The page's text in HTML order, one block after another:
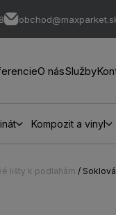
O násSlužby
Kompozit a vinyl
lišty k podlahám /